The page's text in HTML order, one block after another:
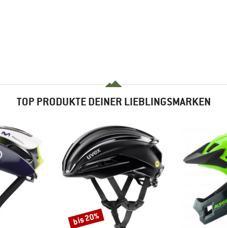
TOP PRODUKTE DEINER LIEBLINGSMARKEN
Rabatt
bis 20%